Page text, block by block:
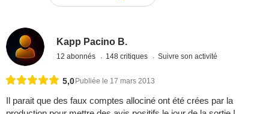
Kapp Pacino B.
12 abonnés 148 critiques Suivre son activité
5,0 Publiée le 17 mars 2013
Il parait que des faux comptes allociné ont été crées par la